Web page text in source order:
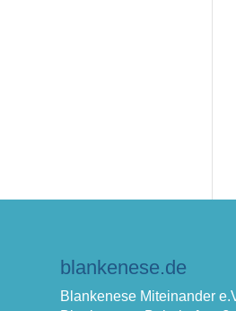
blankenese.de
Blankenese Miteinander